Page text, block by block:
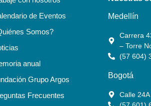
de Eventos
Somos?
anual
Grupo Argos
Frecuentes
Medellín
Carrera
– Torre
(57 604)
Bogotá
Calle